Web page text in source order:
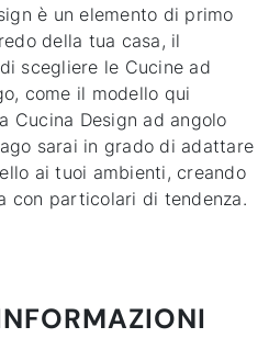
è un elemento di primo
della tua casa, il
scegliere le Cucine ad
come il modello qui
Cucina Design ad angolo
sarai in grado di adattare
ai tuoi ambienti, creando
con particolari di tendenza.